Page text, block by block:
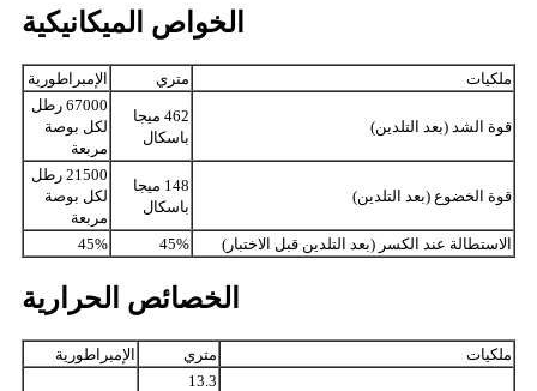
الخواص الميكانيكية
ملكيات متري الإمبراطورية
قوة الشد (بعد التلدين)
462 ميجا
باسكال
67000 رطل
لكل بوصة
مربعة
قوة الخضوع (بعد التلدين)
148 ميجا
باسكال
21500 رطل
لكل بوصة
مربعة
الاستطالة عند الكسر (بعد التلدين قبل الاختبار)
45%
45%
الخصائص الحرارية
ملكيات متري الإمبراطورية
13.3